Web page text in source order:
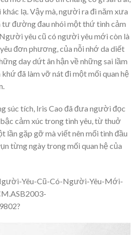
lạ. Vậy mà, người ra đi năm xưa
đường đau nhói một thứ tình cảm
yêu cũ có người yêu mới còn là
đơn phương, của nỗi nhớ da diết
day dứt ân hận về những sai lầm
đã làm vỡ nát đi một mối quan hệ
súc tích, Iris Cao đã đưa người đọc
cảm xúc trong tình yêu, từ thuở
lần gặp gỡ mà viết nên mối tình đầu
từng ngày trong mối quan hệ của
Yêu-Cũ-Có-Người-Yêu-Mới-